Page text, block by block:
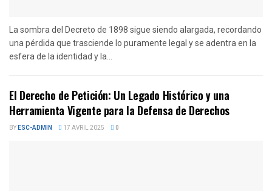
La sombra del Decreto de 1898 sigue siendo alargada, recordando
una pérdida que trasciende lo puramente legal y se adentra en la
esfera de la identidad y la...
El Derecho de Petición: Un Legado Histórico y una
Herramienta Vigente para la Defensa de Derechos
BYESC-ADMIN 17 AVRIL 2025 0